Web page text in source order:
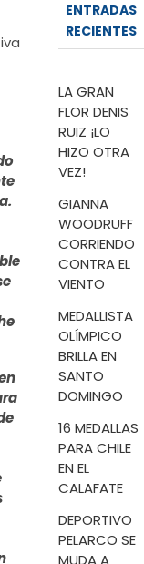
ENTRADAS
RECIENTES
LA GRAN
FLOR DENIS
RUIZ ¡LO
HIZO OTRA
VEZ!
GIANNA
WOODRUFF
CORRIENDO
CONTRA EL
VIENTO
MEDALLISTA
OLÍMPICO
BRILLA EN
SANTO
DOMINGO
16 MEDALLAS
PARA CHILE
EN EL
CALAFATE
DEPORTIVO
PELARCO SE
MUDA A